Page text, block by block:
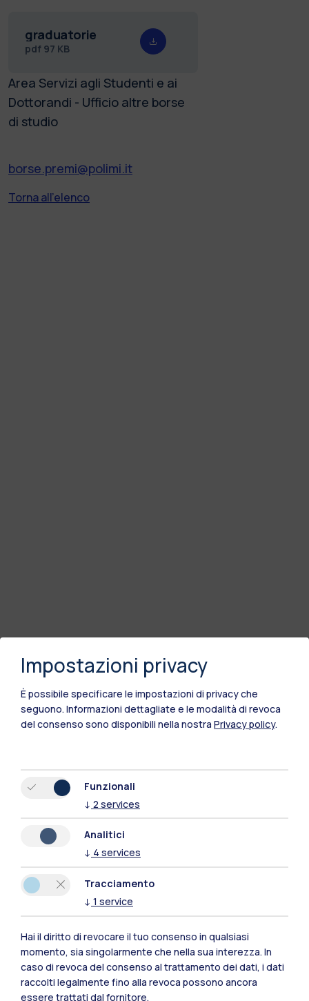
graduatorie
pdf 97 KB
Area Servizi agli Studenti e ai
Dottorandi - Ufficio altre borse
di studio
borse.premi@polimi.it
Torna all'elenco
Polimi Community
Tutti i siti dell’ecosistema
Impostazioni privacy
È possibile specificare le impostazioni di privacy che
seguono. Informazioni dettagliate e le modalità di revoca
del consenso sono disponibili nella nostra Privacy policy.
Funzionali
↓ 2 services
Analitici
↓ 4 services
Tracciamento
↓ 1 service
Hai il diritto di revocare il tuo consenso in qualsiasi
momento, sia singolarmente che nella sua interezza. In
caso di revoca del consenso al trattamento dei dati, i dati
raccolti legalmente fino alla revoca possono ancora
essere trattati dal fornitore.